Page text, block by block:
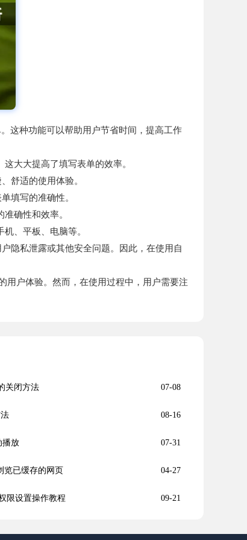
这种功能可以帮助用户节省时间，提高工作
大大提高了填写表单的效率。
舒适的使用体验。
填写的准确性。
确性和效率。
、平板、电脑等。
隐私泄露或其他安全问题。因此，在使用自
用户体验。然而，在使用过程中，用户需要注
关闭方法 07-08
08-16
播放 07-31
览已缓存的网页 04-27
限设置操作教程 09-21